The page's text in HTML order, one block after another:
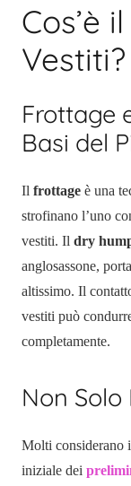
Cos’è
Vestiti?
Frottage
Basi del
Il frottage è una
strofinano l’uno
vestiti. Il dry
anglosassone,
altissimo. Il
vestiti può
completamente.
Non Solo
Molti considerano
iniziale dei